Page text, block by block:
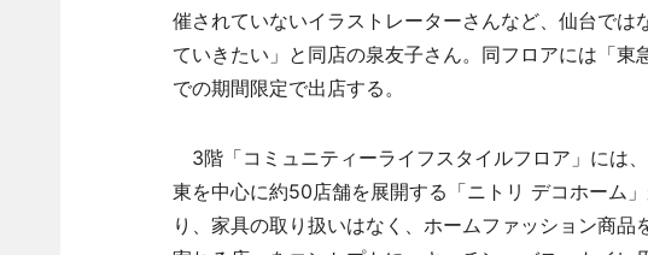
催されていないイラストレーターさんなど、仙台で
ていきたい」と同店の泉友子さん。同フロアには「
での期間限定で出店する。
3階「コミュニティーライフスタイルフロア」には
東を中心に約50店舗を展開する「ニトリ デコホーム
り、家具の取り扱いはなく、ホームファッション商